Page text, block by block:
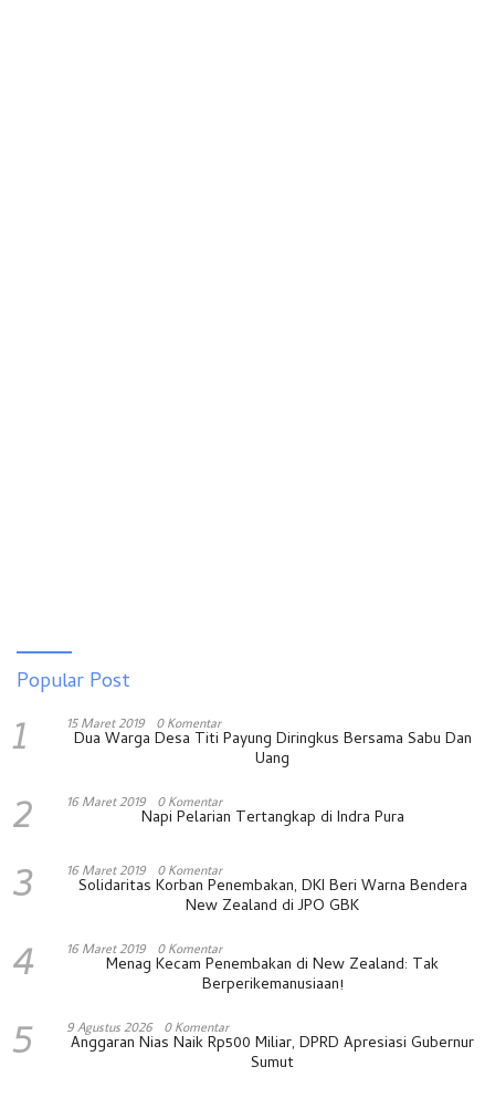
Popular Post
1 15 Maret 2019 0 Komentar
Dua Warga Desa Titi Payung Diringkus Bersama Sabu Dan
Uang
2 16 Maret 2019 0 Komentar
Napi Pelarian Tertangkap di Indra Pura
3 16 Maret 2019 0 Komentar
Solidaritas Korban Penembakan, DKI Beri Warna Bendera
New Zealand di JPO GBK
4 16 Maret 2019 0 Komentar
Menag Kecam Penembakan di New Zealand: Tak
Berperikemanusiaan!
5 9 Agustus 2026 0 Komentar
Anggaran Nias Naik Rp500 Miliar, DPRD Apresiasi Gubernur
Sumut